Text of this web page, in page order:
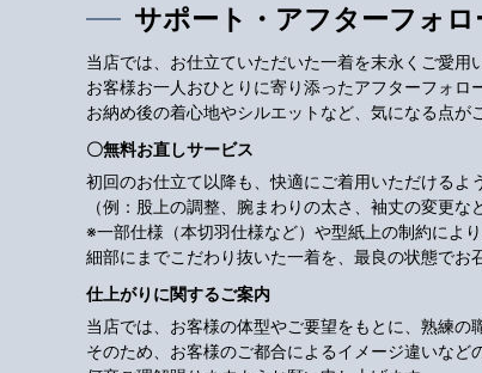
サポート・アフターフォロ
当店では、お仕立ていただいた一着を末永くご愛用
お客様お一人おひとりに寄り添ったアフターフォロ
お納め後の着心地やシルエットなど、気になる点が
〇無料お直しサービス
初回のお仕立て以降も、快適にご着用いただけるよ
（例：股上の調整、腕まわりの太さ、袖丈の変更など
※一部仕様（本切羽仕様など）や型紙上の制約によ
細部にまでこだわり抜いた一着を、最良の状態でお
仕上がりに関するご案内
当店では、お客様の体型やご要望をもとに、熟練の
そのため、お客様のご都合によるイメージ違いなど